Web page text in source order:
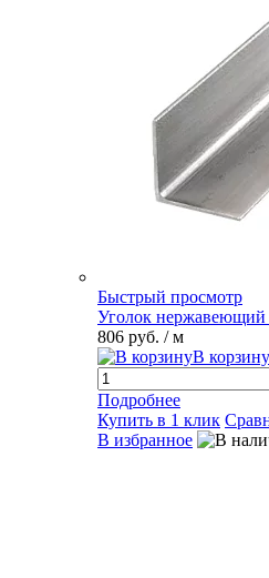
Быстрый просмотр
Уголок
806 руб. / м
В корзину
Подробнее
Купить в 1 клик
В избранное